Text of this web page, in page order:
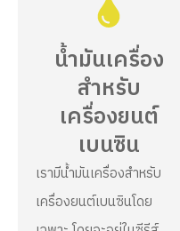
น้ำมันเครื่อง
สำหรับ
เครื่องยนต์
เบนซิน
เรามีน้ำมันเครื่องสำหรับ
เครื่องยนต์เบนซินโดย